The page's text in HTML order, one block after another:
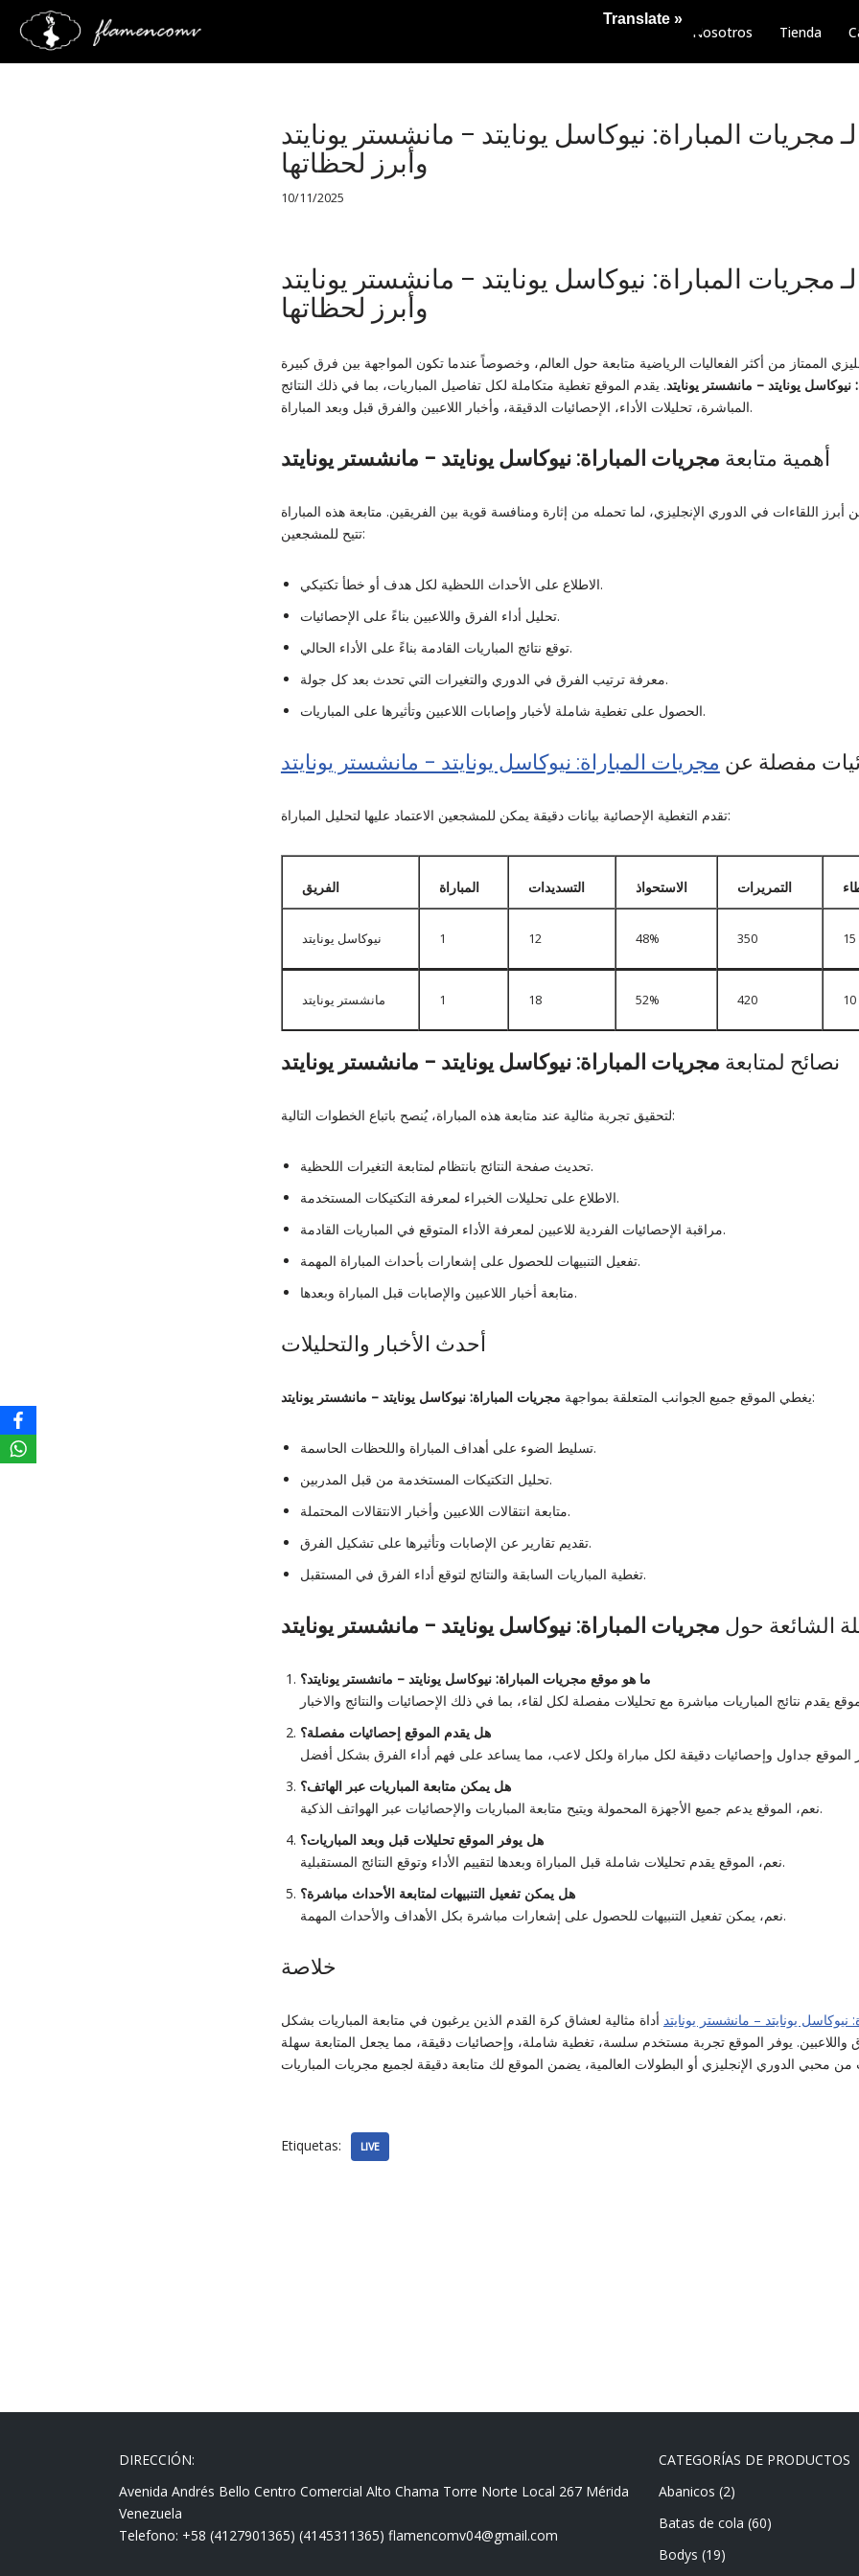
Saltar
Nosotros Tienda
مجريات المباراة: نيوكاسل يونايتد – مانشستر يونايتد
وأبرز لحظاتها
10/11/2025
مجريات المباراة: نيوكاسل يونايتد – مانشستر يونايتد
وأبرز لحظاتها
الممتاز من أكثر الفعاليات الرياضية متابعة حول العالم، وخصوصاً عندما تكون المواجهة بين فرق كبيرة
نيوكاسل يونايتد – مانشستر يونايتد. يقدم الموقع تغطية متكاملة لكل تفاصيل المباريات، بما في ذلك النتائج
المباشرة، تحليلات الأداء، الإحصائيات الدقيقة، وأخبار اللاعبين والفرق قبل وبعد المباراة.
أهمية متابعة مجريات المباراة: نيوكاسل يونايتد – مانشستر يونايتد
أبرز اللقاءات في الدوري الإنجليزي، لما تحمله من إثارة ومنافسة قوية بين الفريقين. متابعة هذه المباراة
تتيح للمشجعين:
الاطلاع على الأحداث اللحظية لكل هدف أو خطأ تكتيكي.
تحليل أداء الفرق واللاعبين بناءً على الإحصائيات.
توقع نتائج المباريات القادمة بناءً على الأداء الحالي.
معرفة ترتيب الفرق في الدوري والتغيرات التي تحدث بعد كل جولة.
الحصول على تغطية شاملة لأخبار وإصابات اللاعبين وتأثيرها على المباريات.
مفصلة عن مجريات المباراة: نيوكاسل يونايتد – مانشستر يونايتد
تقدم التغطية الإحصائية بيانات دقيقة يمكن للمشجعين الاعتماد عليها لتحليل المباراة:
الفريق المباراة التسديدات الاستحواذ التمريرات
نيوكاسل يونايتد 1 12 48% 350 15
مانشستر يونايتد 1 18 52% 420 10
نصائح لمتابعة مجريات المباراة: نيوكاسل يونايتد – مانشستر يونايتد
لتحقيق تجربة مثالية عند متابعة هذه المباراة، يُنصح باتباع الخطوات التالية:
تحديث صفحة النتائج بانتظام لمتابعة التغيرات اللحظية.
الاطلاع على تحليلات الخبراء لمعرفة التكتيكات المستخدمة.
مراقبة الإحصائيات الفردية للاعبين لمعرفة الأداء المتوقع في المباريات القادمة.
تفعيل التنبيهات للحصول على إشعارات بأحداث المباراة المهمة.
متابعة أخبار اللاعبين والإصابات قبل المباراة وبعدها.
أحدث الأخبار والتحليلات
يغطي الموقع جميع الجوانب المتعلقة بمواجهة مجريات المباراة: نيوكاسل يونايتد – مانشستر يونايتد :
تسليط الضوء على أهداف المباراة واللحظات الحاسمة.
تحليل التكتيكات المستخدمة من قبل المدربين.
متابعة انتقالات اللاعبين وأخبار الانتقالات المحتملة.
تقديم تقارير عن الإصابات وتأثيرها على تشكيل الفرق.
تغطية المباريات السابقة والنتائج لتوقع أداء الفرق في المستقبل.
الشائعة حول مجريات المباراة: نيوكاسل يونايتد – مانشستر يونايتد
ما هو موقع مجريات المباراة: نيوكاسل يونايتد – مانشستر يونايتد؟
هل يقدم الموقع إحصائيات مفصلة؟
هل يمكن متابعة المباريات عبر الهاتف؟
نعم، الموقع يدعم جميع الأجهزة المحمولة ويتيح متابعة المباريات والإحصائيات عبر الهواتف الذكية.
هل يوفر الموقع تحليلات قبل وبعد المباريات؟
نعم، الموقع يقدم تحليلات شاملة قبل المباراة وبعدها لتقييم الأداء وتوقع النتائج المستقبلية.
هل يمكن تفعيل التنبيهات لمتابعة الأحداث مباشرة؟
نعم، يمكن تفعيل التنبيهات للحصول على إشعارات مباشرة بكل الأهداف والأحداث المهمة.
خلاصة
نيوكاسل يونايتد – مانشستر يونايتد أداة مثالية لعشاق كرة القدم الذين يرغبون في متابعة المباريات بشكل
واللاعبين. يوفر الموقع تجربة مستخدم سلسة، تغطية شاملة، وإحصائيات دقيقة، مما يجعل المتابعة سهلة
Etiquetas: LIVE
DIRECCIÓN:
Avenida Andrés Bello Centro Comercial Alto Chama Torre Norte Local 267 Mérida
Venezuela
Telefono: +58 (4127901365) (4145311365) flamencomv04@gmail.com
CATEGORÍAS DE PRODUCTOS
Abanicos (2)
Batas de cola (60)
Bodys (19)
Translate »